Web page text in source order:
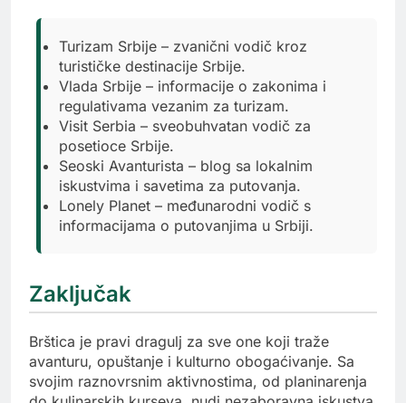
Turizam Srbije – zvanični vodič kroz
turističke destinacije Srbije.
Vlada Srbije – informacije o zakonima i
regulativama vezanim za turizam.
Visit Serbia – sveobuhvatan vodič za
posetioce Srbije.
Seoski Avanturista – blog sa lokalnim
iskustvima i savetima za putovanja.
Lonely Planet – međunarodni vodič s
informacijama o putovanjima u Srbiji.
Zaključak
Brštica je pravi dragulj za sve one koji traže
avanturu, opuštanje i kulturno obogaćivanje. Sa
svojim raznovrsnim aktivnostima, od planinarenja